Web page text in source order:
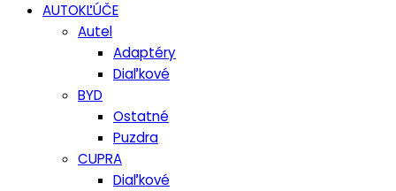
AUTOKĽÚČE
Autel
Adaptéry
Diaľkové
BYD
Ostatné
Puzdra
CUPRA
Diaľkové